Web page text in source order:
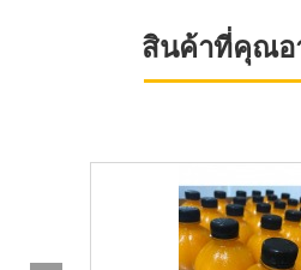
สินค้าที่คุณอ